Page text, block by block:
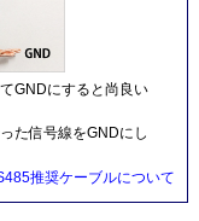
GNDにすると尚良い
た信号線をGNDにし
推奨ケーブルについて